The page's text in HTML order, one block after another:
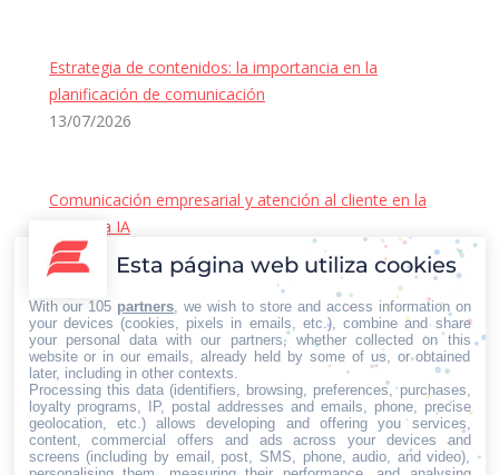
Estrategia de contenidos: la importancia en la
planificación de comunicación
13/07/2026
Comunicación empresarial y atención al cliente en la
era de la IA
22/06/2026
Contacto Iberian Press
Principales vías de contacto:
E-mail:
info@iberianpress.es
Teléfono:
+34 911863556
Fax:
Esta página web utiliza cookies
With our 105 partners , we wish to store and access information on
your devices (cookies, pixels in emails, etc.), combine and share
your personal data with our partners, whether collected on this
website or in our emails, already held by some of us, or obtained
later, including in other contexts.
Processing this data (identifiers, browsing, preferences, purchases,
loyalty programs, IP, postal addresses and emails, phone, precise
geolocation, etc.) allows developing and offering you services,
content, commercial offers and ads across your devices and
screens (including by email, post, SMS, phone, audio, and video),